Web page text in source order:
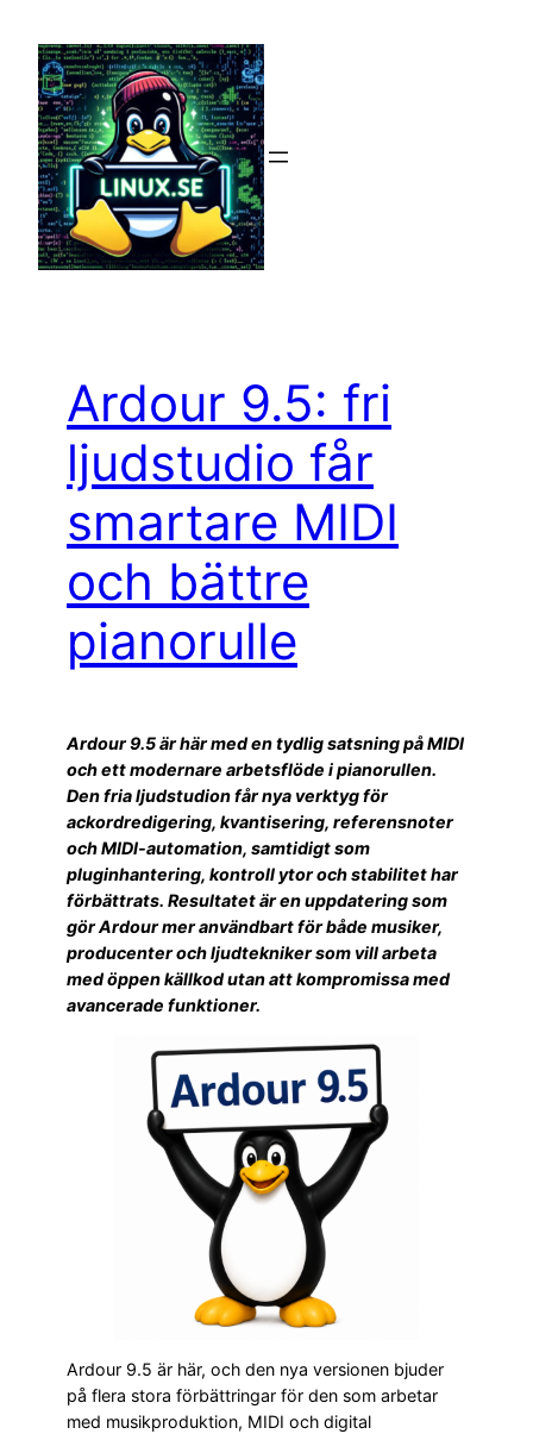
innehåll
Ardour 9.5: fri
ljudstudio får
smartare MIDI
och bättre
pianorulle
Ardour 9.5 är här med en tydlig satsning på MIDI
och ett modernare arbetsflöde i pianorullen.
Den fria ljudstudion får nya verktyg för
ackordredigering, kvantisering, referensnoter
och MIDI-automation, samtidigt som
pluginhantering, kontroll ytor och stabilitet har
förbättrats. Resultatet är en uppdatering som
gör Ardour mer användbart för både musiker,
producenter och ljudtekniker som vill arbeta
med öppen källkod utan att kompromissa med
avancerade funktioner.
Ardour 9.5 är här, och den nya versionen bjuder
på flera stora förbättringar för den som arbetar
med musikproduktion, MIDI och digital